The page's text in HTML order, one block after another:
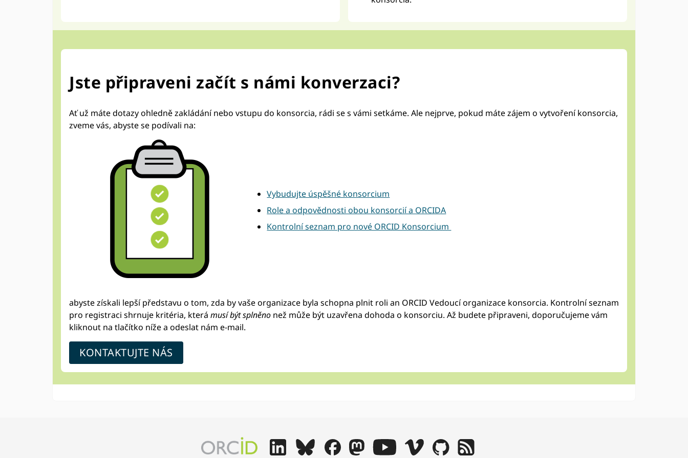
Jste připraveni začít s námi konverzaci?
Ať už máte dotazy ohledně zakládání nebo vstupu do konsorcia, rádi se s vámi setkáme. Ale nejprve, pokud máte zájem o vytvoření konsorcia,
zveme vás, abyste se podívali na:
Vybudujte úspěšné konsorcium
Role a odpovědnosti obou konsorcií a ORCIDA
Kontrolní seznam pro nové ORCID Konsorcium
abyste získali lepší představu o tom, zda by vaše organizace byla schopna plnit roli an ORCID Vedoucí organizace konsorcia. Kontrolní seznam
pro registraci shrnuje kritéria, která musí být splněno než může být uzavřena dohoda o konsorciu. Až budete připraveni, doporučujeme vám
kliknout na tlačítko níže a odeslat nám e-mail.
KONTAKTUJTE NÁS